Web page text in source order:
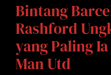
Bintang
Rashford
yang Paling Ia
Man Utd